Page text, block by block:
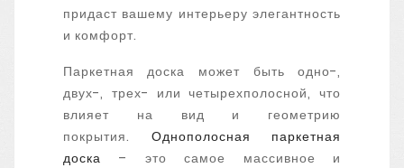
придаст вашему интерьеру элегантность
и комфорт.
Паркетная доска может быть одно-,
двух-, трех- или четырехполосной, что
влияет на вид и геометрию
покрытия. Однополосная паркетная
доска – это самое массивное и